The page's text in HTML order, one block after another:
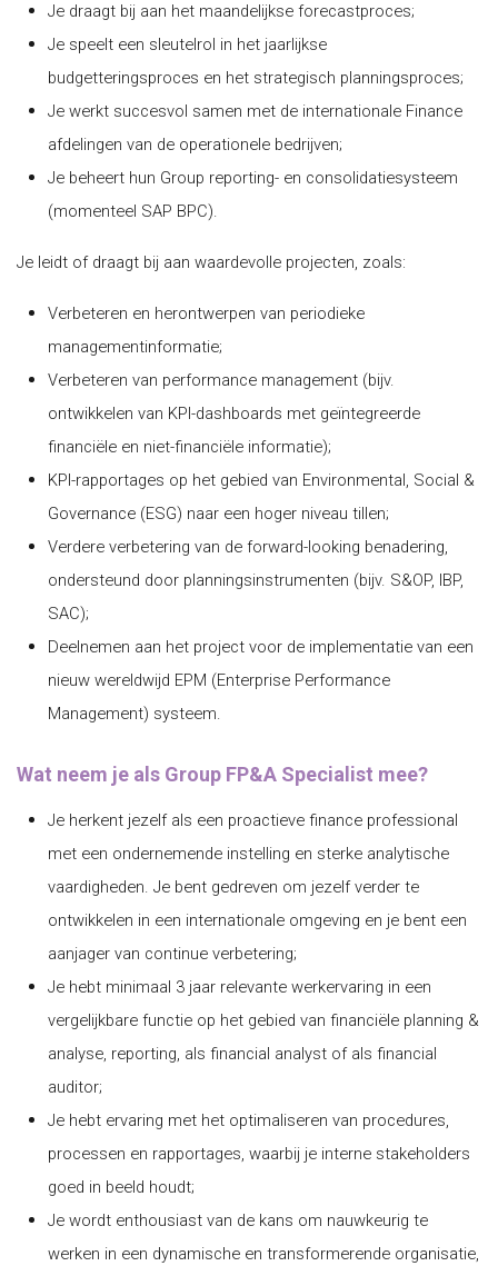
Je draagt bij aan het maandelijkse forecastproces;
Je speelt een sleutelrol in het jaarlijkse
budgetteringsproces en het strategisch planningsproces;
Je werkt succesvol samen met de internationale Finance
afdelingen van de operationele bedrijven;
Je beheert hun Group reporting- en consolidatiesysteem
(momenteel SAP BPC).
Je leidt of draagt bij aan waardevolle projecten, zoals:
Verbeteren en herontwerpen van periodieke
managementinformatie;
Verbeteren van performance management (bijv.
ontwikkelen van KPI-dashboards met geïntegreerde
financiële en niet-financiële informatie);
KPI-rapportages op het gebied van Environmental, Social &
Governance (ESG) naar een hoger niveau tillen;
Verdere verbetering van de forward-looking benadering,
ondersteund door planningsinstrumenten (bijv. S&OP, IBP,
SAC);
Deelnemen aan het project voor de implementatie van een
nieuw wereldwijd EPM (Enterprise Performance
Management) systeem.
Wat neem je als Group FP&A Specialist mee?
Je herkent jezelf als een proactieve finance professional
met een ondernemende instelling en sterke analytische
vaardigheden. Je bent gedreven om jezelf verder te
ontwikkelen in een internationale omgeving en je bent een
aanjager van continue verbetering;
Je hebt minimaal 3 jaar relevante werkervaring in een
vergelijkbare functie op het gebied van financiële planning &
analyse, reporting, als financial analyst of als financial
auditor;
Je hebt ervaring met het optimaliseren van procedures,
processen en rapportages, waarbij je interne stakeholders
goed in beeld houdt;
Je wordt enthousiast van de kans om nauwkeurig te
werken in een dynamische en transformerende organisatie,